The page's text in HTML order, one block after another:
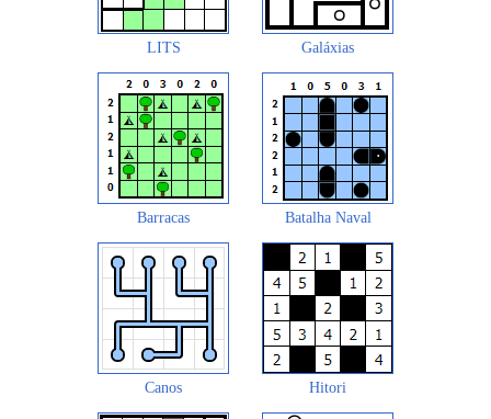
LITS Galáxias
Barracas Batalha Naval
Canos Hitori